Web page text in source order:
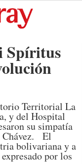
Spíritus
Territorial La
y del Hospital
su simpatía
Chávez. El
bolivariana y a
por los